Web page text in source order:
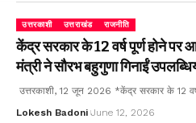
उत्तरकाशी उत्तराखंड राजनीति
केंद्र सरकार के 12 वर्ष पूर्ण होने पर
मंत्री ने सौरभ बहुगुणा गिनाईं
उत्तरकाशी, 12 जून 2026 *केंद्र सरकार के 12
Lokesh Badoni June 12, 2026